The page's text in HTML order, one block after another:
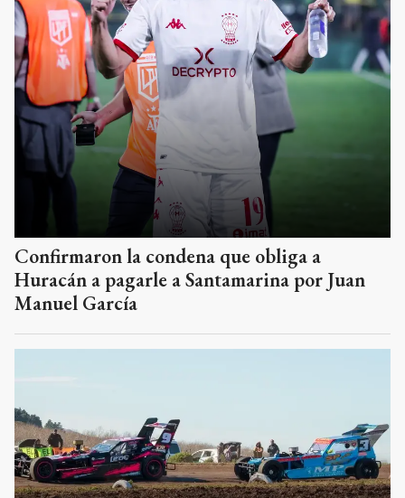
Confirmaron la condena que obliga a
Huracán a pagarle a Santamarina por Juan
Manuel García